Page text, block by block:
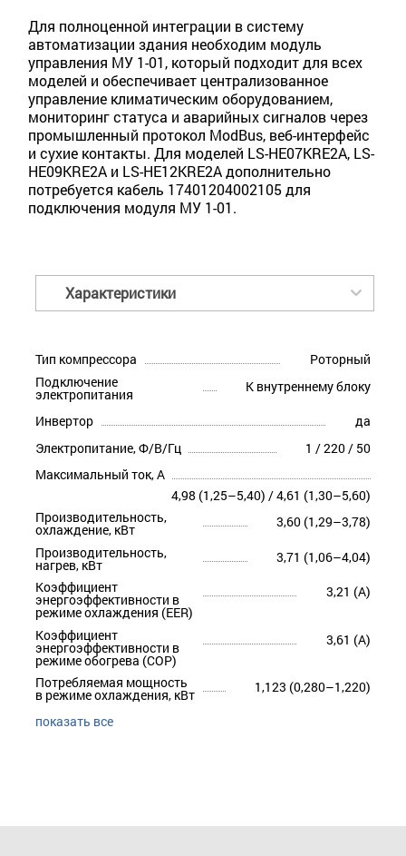
Для полноценной интеграции в систему
автоматизации здания необходим модуль
управления МУ 1-01, который подходит для всех
моделей и обеспечивает централизованное
управление климатическим оборудованием,
мониторинг статуса и аварийных сигналов через
промышленный протокол ModBus, веб-интерфейс
и сухие контакты. Для моделей LS-HE07KRE2A, LS-
HE09KRE2A и LS-HE12KRE2A дополнительно
потребуется кабель 17401204002105 для
подключения модуля МУ 1-01.
Характеристики
Тип компрессора
Роторный
Подключение
электропитания К внутреннему блоку
Инвертор
да
Электропитание, Ф/В/Гц
1 / 220 / 50
Максимальный ток, А
4,98 (1,25–5,40) / 4,61 (1,30–5,60)
Производительность,
охлаждение, кВт
3,60 (1,29–3,78)
Производительность,
нагрев, кВт
3,71 (1,06–4,04)
Коэффициент
энергоэффективности в
режиме охлаждения (EER)
3,21 (A)
Коэффициент
энергоэффективности в
режиме обогрева (COP)
3,61 (A)
Потребляемая мощность
в режиме охлаждения, кВт 1,123 (0,280–1,220)
показать все